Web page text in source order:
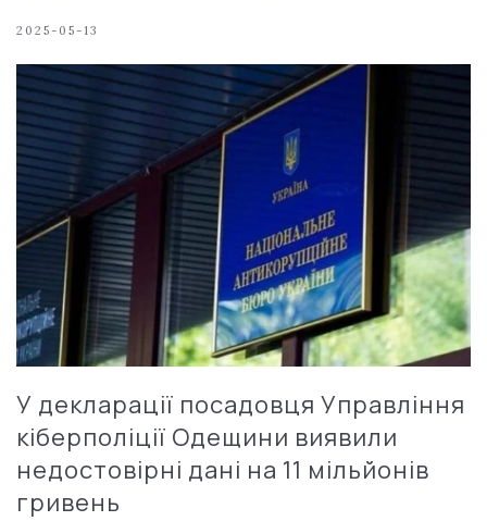
2025-05-13
У декларації посадовця Управління
кіберполіції Одещини виявили
недостовірні дані на 11 мільйонів
гривень